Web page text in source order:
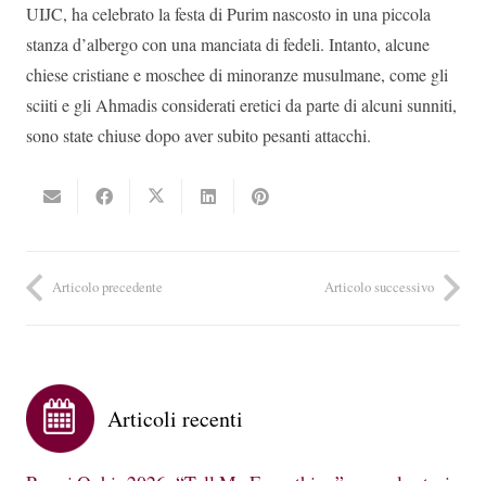
UIJC, ha celebrato la festa di Purim nascosto in una piccola
stanza d’albergo con una manciata di fedeli. Intanto, alcune
chiese cristiane e moschee di minoranze musulmane, come gli
sciiti e gli Ahmadis considerati eretici da parte di alcuni sunniti,
sono state chiuse dopo aver subito pesanti attacchi.
Articolo precedente Articolo successivo
Articoli recenti